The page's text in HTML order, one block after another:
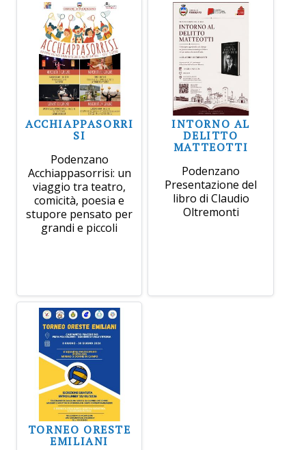
ACCHIAPPASORRI
SI
Podenzano
Acchiappasorrisi: un
viaggio tra teatro,
comicità, poesia e
stupore pensato per
grandi e piccoli
INTORNO AL
DELITTO
MATTEOTTI
Podenzano
Presentazione del
libro di Claudio
Oltremonti
TORNEO ORESTE
EMILIANI